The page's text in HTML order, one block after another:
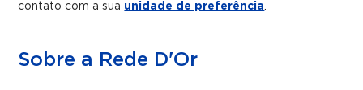
contato com a sua unidade de preferência.
Sobre a Rede D'Or